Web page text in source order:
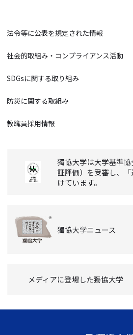
法令等に公表を規定された情報
社会的取組み・コンプライアンス活動
SDGsに関する取り組み
防災に関する取組み
教職員採用情報
獨協大学は大学基準
証評価）を受審し、
けています。
獨協大学ニュース
メディアに登場した獨協大学